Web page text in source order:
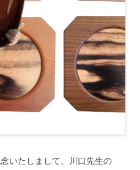
いたしまして、川口先生の